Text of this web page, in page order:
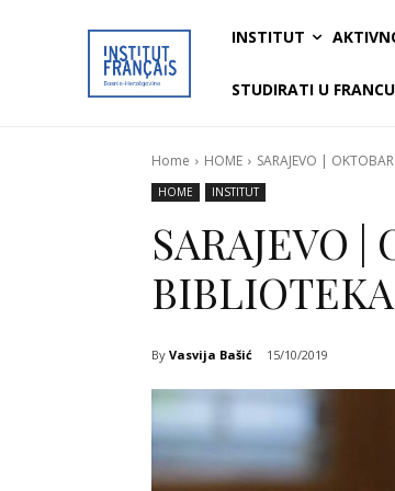
INSTITUT
STUDIRATI U
Home HOME SARAJEVO |
HOME INSTITUT
SARAJEVO |
By Vasvija Bašić 15/10/2019